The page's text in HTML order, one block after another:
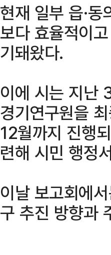
현재 일부 읍·
보다 효율적이
기돼왔다.
이에 시는 지난
경기연구원을
12월까지 진행
련해 시민 행정
이날 보고회에
구 추진 방향과